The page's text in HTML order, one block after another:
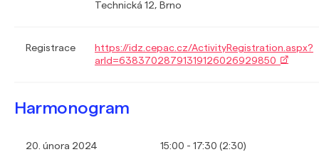
Technická 12, Brno
Registrace
https://idz.cepac.cz/ActivityRegistration.aspx?
arId=63837028791319126026929850
Harmonogram
20. února 2024 15:00 - 17:30 (2:30)